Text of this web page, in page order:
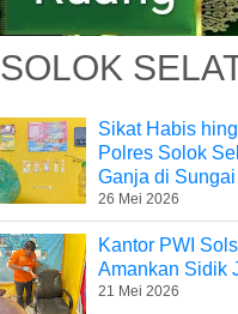
SOLOK
Sikat Habis
Polres Solok
Ganja di
26 Mei 2026
Kantor PWI
Amankan Sidik
21 Mei 2026